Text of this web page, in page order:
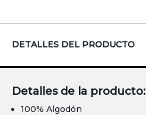
DETALLES DEL PRODUCTO
Detalles de la producto:
100% Algodón